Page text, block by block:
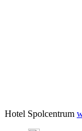
Hotel Spolcentrum